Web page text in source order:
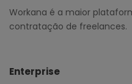
Workana é a maior
contratação de freelances.
Enterprise